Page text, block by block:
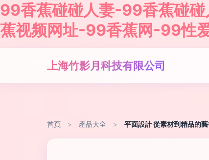
99香蕉碰碰人妻-99香蕉碰
蕉视频网址-99香蕉网-99性
上海竹影月科技有限公司
首頁 > 產品大全 > 平面設計 從素材到精品的